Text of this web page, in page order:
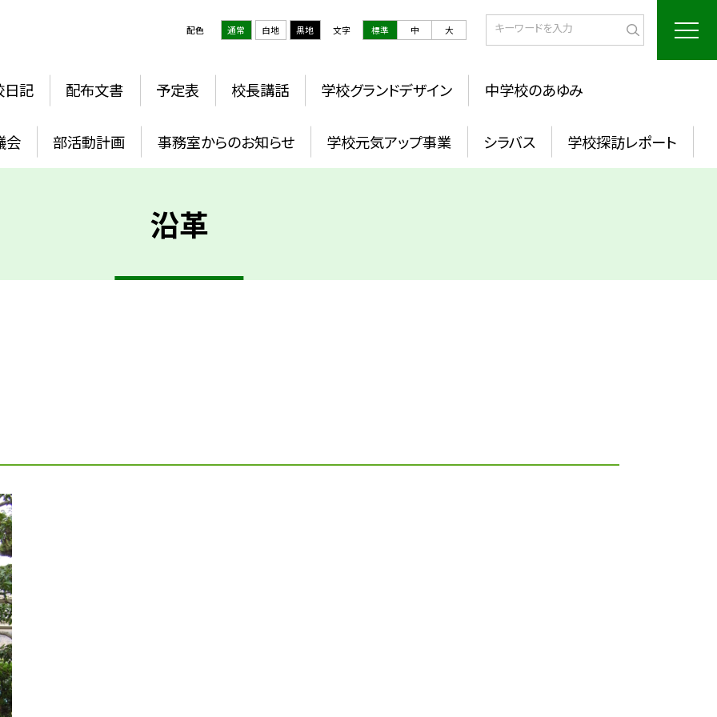
配色 通常 白地 黒地 文字 標準 中 大
日記 配布文書 予定表 校長講話 学校グランドデザイン 中学校のあゆみ
会 部活動計画 事務室からのお知らせ 学校元気アップ事業 シラバス 学校探訪レポート
沿革